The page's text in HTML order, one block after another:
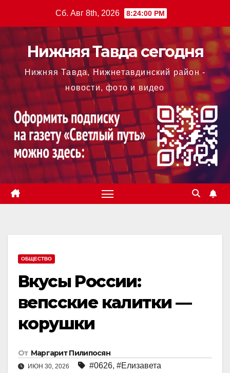
содержимому
Сб. Авг 8th, 2026 8:24:00 PM
Нижняя Тавда сегодня
Нижняя Тавда, Нижнетавдинский район -
новости, фото и видео
ОБЩЕСТВО
Вкусы России:
вепсские калитки —
корушки
От Маргарит Пилипосян
ИЮН 30, 2026 #0626, #Елизавета